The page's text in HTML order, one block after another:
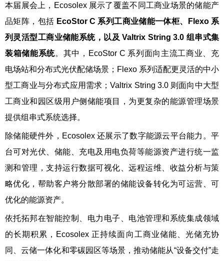
本届展会上，Ecosolex 展示了覆盖不同工商业场景的储能产
品矩阵，包括 EcoStor C 系列工商业储能一体柜、Flexo 系
列灵活型工商业储能系统，以及 Valtrix String 3.0 组串式集
装箱储能系统。其中，EcoStor C 系列面向主流工商业、充
电场站和分布式光伏配储场景；Flexo 系列适配更灵活的中小
型工商业与分布式应用需求；Valtrix String 3.0 则面向中大型
工商业和园区级用户侧储能项目，为更复杂的能源管理场景
提供组串式系统选择。
除储能硬件外，Ecosolex 还展示了数字能源云平台能力。平
台可对光伏、储能、充电及用电负荷等能源资产进行统一监
测和管理，支持运行数据可视化、远程运维、收益分析与策
略优化，帮助客户将分散部署的储能设备转化为可运营、可
优化的能源资产。
依托拓邦在智能控制、电力电子、电池管理和系统集成领域
的长期积累，Ecosolex 正持续面向工商业储能、光储充协
同、云储一体化和零碳园区等场景，推动储能从“设备交付”走